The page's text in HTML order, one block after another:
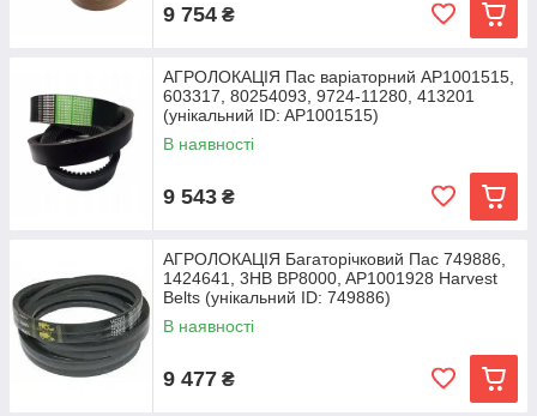
9 754 ₴
АГРОЛОКАЦІЯ Пас варіаторний AP1001515,
603317, 80254093, 9724-11280, 413201
(унікальний ID: AP1001515)
В наявності
9 543 ₴
АГРОЛОКАЦІЯ Багаторічковий Пас 749886,
1424641, 3HB BP8000, AP1001928 Harvest
Belts (унікальний ID: 749886)
В наявності
9 477 ₴